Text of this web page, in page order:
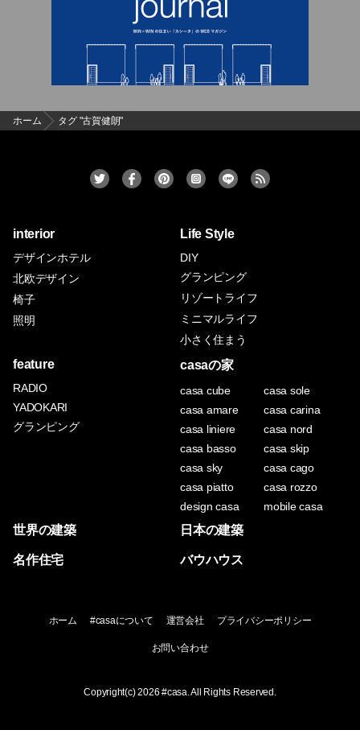
ホーム タグ "古賀健朗"
interior
デザインホテル
北欧デザイン
椅子
照明
Life Style
DIY
グランピング
リゾートライフ
ミニマルライフ
小さく住まう
feature
RADIO
YADOKARI
グランピング
casaの家
casa cube
casa sole
casa amare
casa carina
casa liniere
casa nord
casa basso
casa skip
casa sky
casa cago
casa piatto
casa rozzo
design casa
mobile casa
世界の建築 日本の建築
名作住宅 バウハウス
ホーム #casaについて 運営会社 プライバシーポリシー
お問い合わせ
Copyright(c) 2026#casa. All Rights Reserved.